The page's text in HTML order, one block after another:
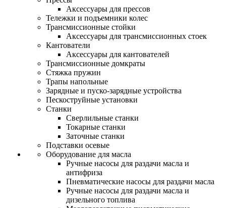
Аксессуары для прессов
Тележки и подъемники колес
Трансмиссионные стойки
Аксессуары для трансмиссионных стоек
Кантователи
Аксессуары для кантователей
Трансмиссионные домкраты
Стяжка пружин
Трапы напольные
Зарядные и пуско-зарядные устройства
Пескоструйные установки
Станки
Сверлильные станки
Токарные станки
Заточные станки
Подставки осевые
Оборудование для масла
Ручные насосы для раздачи масла и
антифриза
Пневматические насосы для раздачи масла
Ручные насосы для раздачи масла и
дизельного топлива